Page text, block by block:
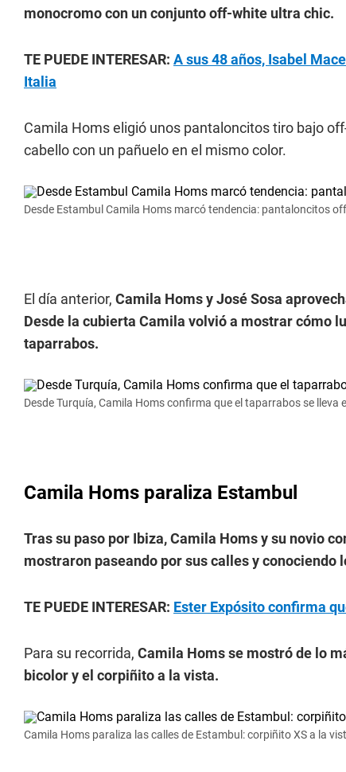
monocromo con un conjunto off-white ultra chic.
TE PUEDE INTERESAR: A sus 48 años, Isabel
Italia
Camila Homs eligió unos pantaloncitos tiro bajo
cabello con un pañuelo en el mismo color.
Desde Estambul Camila Homs marcó tendencia: pantaloncitos
El día anterior, Camila Homs y José Sosa
Desde la cubierta Camila volvió a mostrar cómo
taparrabos.
Desde Turquía, Camila Homs confirma que el taparrabos se lleva
Camila Homs paraliza Estambul
Tras su paso por Ibiza, Camila Homs y su novio
mostraron paseando por sus calles y
TE PUEDE INTERESAR: Ester Expósito confirma
Para su recorrida, Camila Homs se mostró de lo
bicolor y el corpiñito a la vista.
Camila Homs paraliza las calles de Estambul: corpiñito XS a la